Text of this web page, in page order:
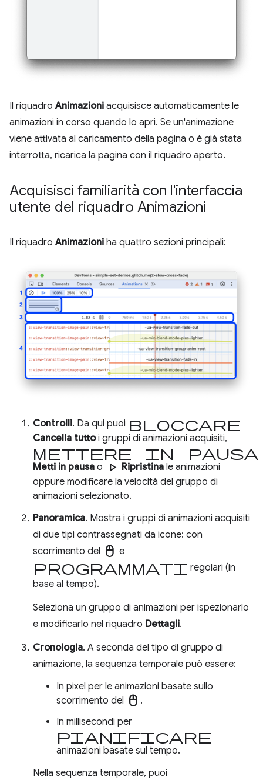
Il riquadroAnimazioni acquisisce automaticamente le
animazioni in corso quando lo apri. Se un'animazione
viene attivata al caricamento della pagina o è già stata
interrotta, ricarica la pagina con il riquadro aperto.
Acquisisci familiarità con l'interfaccia
utente del riquadro Animazioni
Il riquadroAnimazioni ha quattro sezioni principali:
Controlli. Da qui puoi bloccare
Cancella tuttoi gruppi di animazioni acquisiti,
mettere in pausa
Metti in pausa o play_arrow Ripristina le animazioni
oppure modificare la velocità del gruppo di
animazioni selezionato.
Panoramica. Mostra i gruppi di animazioni acquisiti
di due tipi contrassegnati da icone: con
scorrimento del mouse e
programmati regolari (in
base al tempo).
Seleziona un gruppo di animazioni per ispezionarlo
e modificarlo nel riquadro Dettagli.
Cronologia. A seconda del tipo di gruppo di
animazione, la sequenza temporale può essere:
In pixel per le animazioni basate sullo
scorrimento del mouse .
In millisecondi per
pianificare
animazioni basate sul tempo.
Nella sequenza temporale, puoi